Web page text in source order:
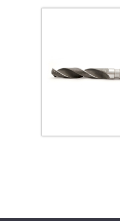
Дюймовый крепёж
Инструмент